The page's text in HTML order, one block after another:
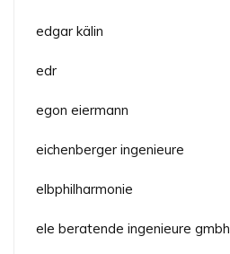
edgar kälin
edr
egon eiermann
eichenberger ingenieure
elbphilharmonie
ele beratende ingenieure gmbh